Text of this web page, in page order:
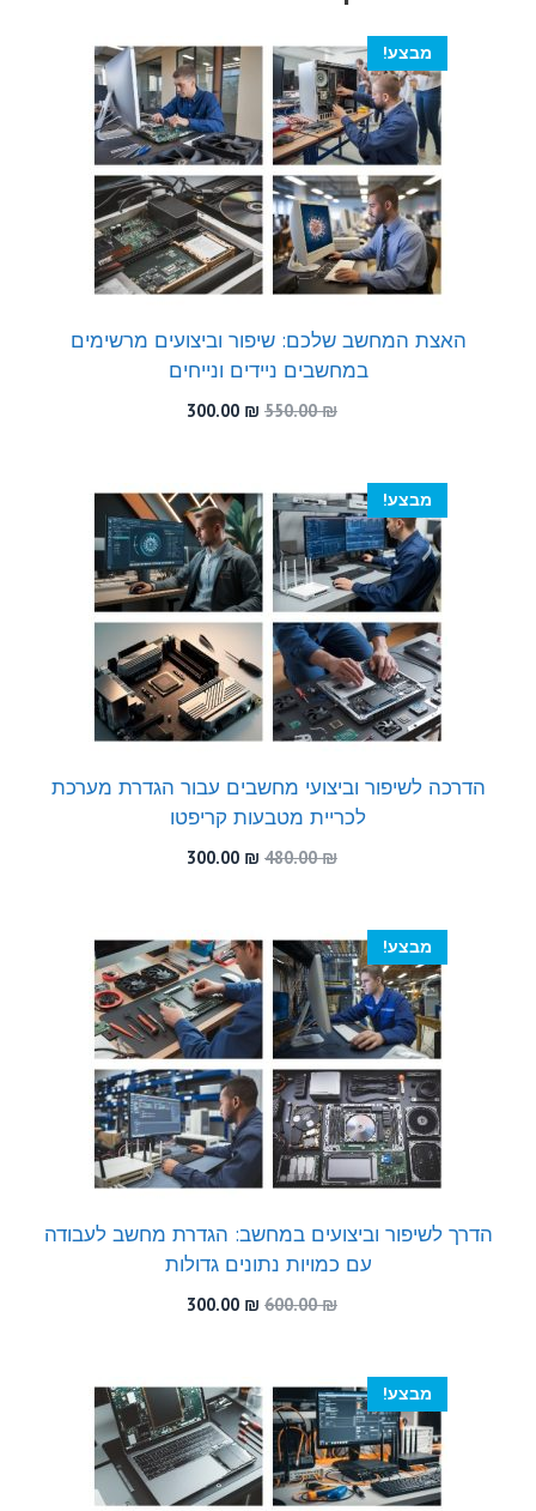
מבצע!
האצת המחשב שלכם: שיפור וביצועים מרשימים
במחשבים ניידים ונייחים
550.00₪
המחיר
300.00 ₪
מבצע!
הדרכה לשיפור וביצועי מחשבים עבור הגדרת מערכת
לכריית מטבעות קריפטו
480.00₪
המחיר
300.00 ₪
מבצע!
הדרך לשיפור וביצועים במחשב: הגדרת מחשב לעבודה
עם כמויות נתונים גדולות
600.00₪
המחיר
300.00 ₪
מבצע!